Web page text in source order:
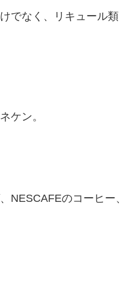
でなく、リキュール類
ケン。
NESCAFEのコーヒー、